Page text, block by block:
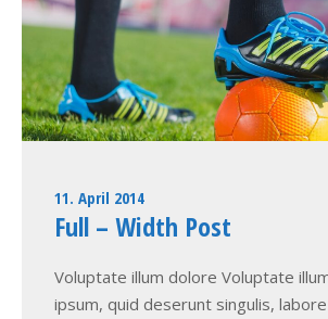
11. April 2014
Full – Width Post
Voluptate illum dolore Voluptate
ipsum, quid deserunt singulis,